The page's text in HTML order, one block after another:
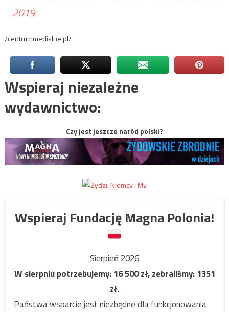
2019
/centrummedialne.pl/
Wspieraj niezależne
wydawnictwo:
Czy jest jeszcze naród polski?
Wspieraj Fundację Magna Polonia!
Sierpień 2026
W sierpniu potrzebujemy:16 500zł, zebraliśmy:1351
zł.
Państwa wsparcie jest niezbędne dla funkcjonowania